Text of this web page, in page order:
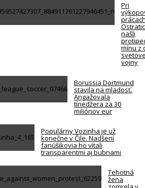
Pri
našli
mínu z
vojny
Borussia Dortmund
stavila na mladosť.
Angažovala
tínedžera za 30
miliónov eur
Populárny Vozinha je už
konečne v Čile. Nadšení
fanúšikovia ho vítali
transparentmi aj bubnami
Tehotná
žena